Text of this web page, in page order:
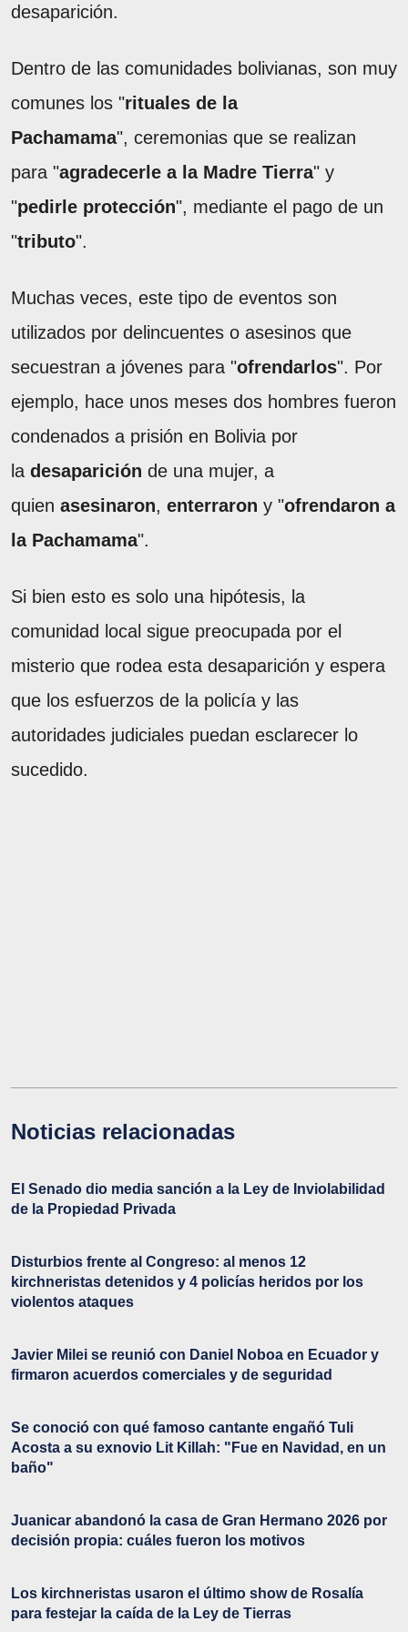
desaparición.
Dentro de las comunidades bolivianas, son muy
comunes los "rituales de la
Pachamama", ceremonias que se realizan
para "agradecerle a la Madre Tierra" y
"pedirle protección", mediante el pago de un
"tributo".
Muchas veces, este tipo de eventos son
utilizados por delincuentes o asesinos que
secuestran a jóvenes para "ofrendarlos". Por
ejemplo, hace unos meses dos hombres fueron
condenados a prisión en Bolivia por
la desaparición de una mujer, a
quien asesinaron, enterraron y "ofrendaron a
la Pachamama".
Si bien esto es solo una hipótesis, la
comunidad local sigue preocupada por el
misterio que rodea esta desaparición y espera
que los esfuerzos de la policía y las
autoridades judiciales puedan esclarecer lo
sucedido.
Noticias relacionadas
El Senado dio media sanción a la Ley de Inviolabilidad
de la Propiedad Privada
Disturbios frente al Congreso: al menos 12
kirchneristas detenidos y 4 policías heridos por los
violentos ataques
Javier Milei se reunió con Daniel Noboa en Ecuador y
firmaron acuerdos comerciales y de seguridad
Se conoció con qué famoso cantante engañó Tuli
Acosta a su exnovio Lit Killah: "Fue en Navidad, en un
baño"
Juanicar abandonó la casa de Gran Hermano 2026 por
decisión propia: cuáles fueron los motivos
Los kirchneristas usaron el último show de Rosalía
para festejar la caída de la Ley de Tierras